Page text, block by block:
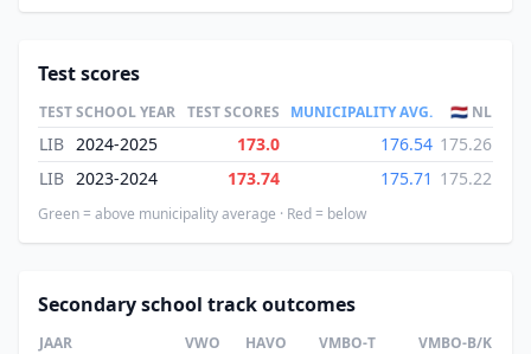
Test scores
TESTSCHOOL YEAR TEST SCORES MUNICIPALITY AVG. 🇳🇱 NL
LIB 2024-2025 173.0 176.54 175.26
LIB 2023-2024 173.74 175.71 175.22
Green = above municipality average · Red = below
Secondary school track outcomes
JAAR VWO HAVO VMBO-T VMBO-B/K